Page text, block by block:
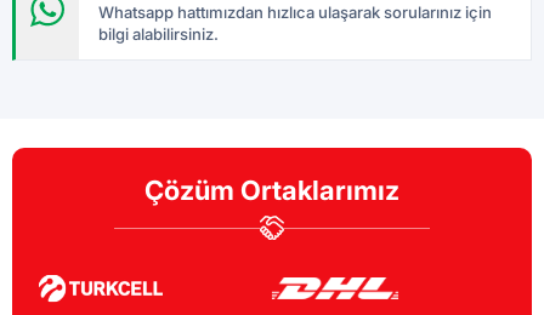
Whatsapp hattımızdan hızlıca ulaşarak sorularınız için
bilgi alabilirsiniz.
Çözüm Ortaklarımız